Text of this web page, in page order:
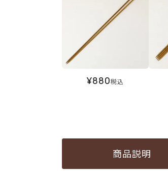
¥880税込
商品説明